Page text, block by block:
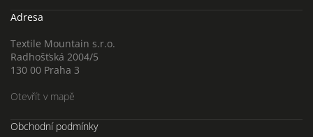
Adresa
Textile Mountain s.r.o.
Radhošťská 2004/5
130 00 Praha 3
Otevřít v mapě
Obchodní podmínky